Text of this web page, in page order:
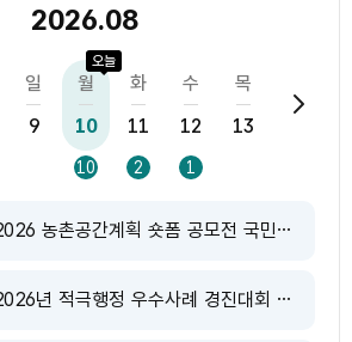
2026.08
일
9
월
10
오늘
10
화
11
2
수
12
1
목
13
2026 농촌공간계획 숏폼 공모전 국민심사
2026년 적극행정 우수사례 경진대회 국민심사